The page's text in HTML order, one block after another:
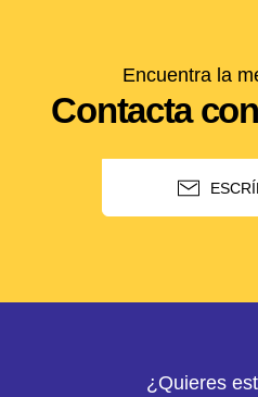
Encuentra la
Contacta
¿Quieres